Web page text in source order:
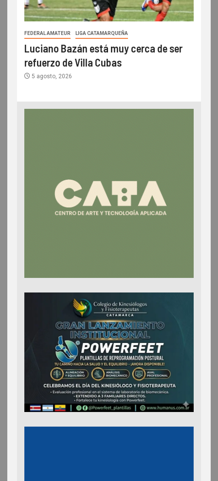
FEDERAL AMATEUR LIGA CATAMARQUEÑA
Luciano Bazán está muy cerca de ser
refuerzo de Villa Cubas
5 agosto, 2026